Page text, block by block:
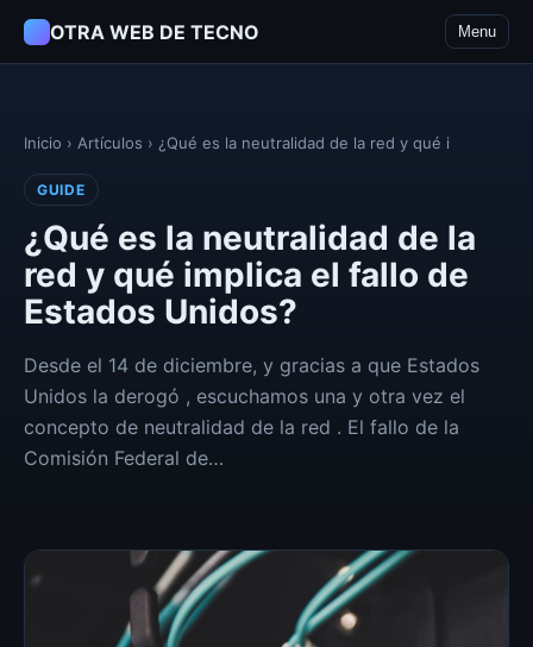
OTRA WEB DE TECNO Menu
Inicio › Artículos › ¿Qué es la neutralidad de la red y qué i
GUIDE
¿Qué es la neutralidad de la
red y qué implica el fallo de
Estados Unidos?
Desde el 14 de diciembre, y gracias a que Estados
Unidos la derogó , escuchamos una y otra vez el
concepto de neutralidad de la red . El fallo de la
Comisión Federal de…